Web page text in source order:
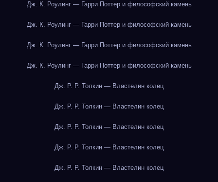
Дж. К. Роулинг — Гарри Поттер и философский камень
Дж. К. Роулинг — Гарри Поттер и философский камень
Дж. К. Роулинг — Гарри Поттер и философский камень
Дж. К. Роулинг — Гарри Поттер и философский камень
Дж. Р. Р. Толкин — Властелин колец
Дж. Р. Р. Толкин — Властелин колец
Дж. Р. Р. Толкин — Властелин колец
Дж. Р. Р. Толкин — Властелин колец
Дж. Р. Р. Толкин — Властелин колец